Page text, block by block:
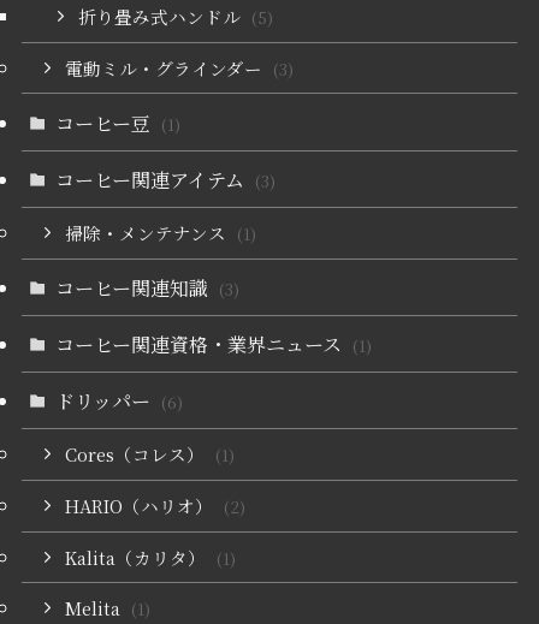
折り畳み式ハンドル (5)
電動ミル・グラインダー (3)
コーヒー豆 (1)
コーヒー関連アイテム (3)
掃除・メンテナンス (1)
コーヒー関連知識 (3)
コーヒー関連資格・業界ニュース (1)
ドリッパー (6)
Cores（コレス） (1)
HARIO（ハリオ） (2)
Kalita（カリタ） (1)
Melita (1)